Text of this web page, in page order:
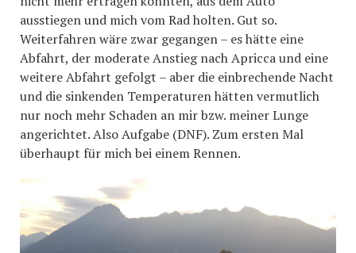
ausstiegen und mich vom Rad holten. Gut so.
Weiterfahren wäre zwar gegangen – es hätte eine
Abfahrt, der moderate Anstieg nach Apricca und eine
weitere Abfahrt gefolgt – aber die einbrechende Nacht
und die sinkenden Temperaturen hätten vermutlich
nur noch mehr Schaden an mir bzw. meiner Lunge
angerichtet. Also Aufgabe (DNF). Zum ersten Mal
überhaupt für mich bei einem Rennen.